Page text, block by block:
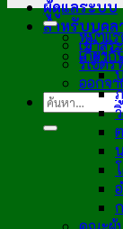
ผู้ดูแลระบบ
สำหรับบุคล
เข้าสู่ร
รีเซ็ตร
ออกจ
หน้าแ
เกี่ยวกั